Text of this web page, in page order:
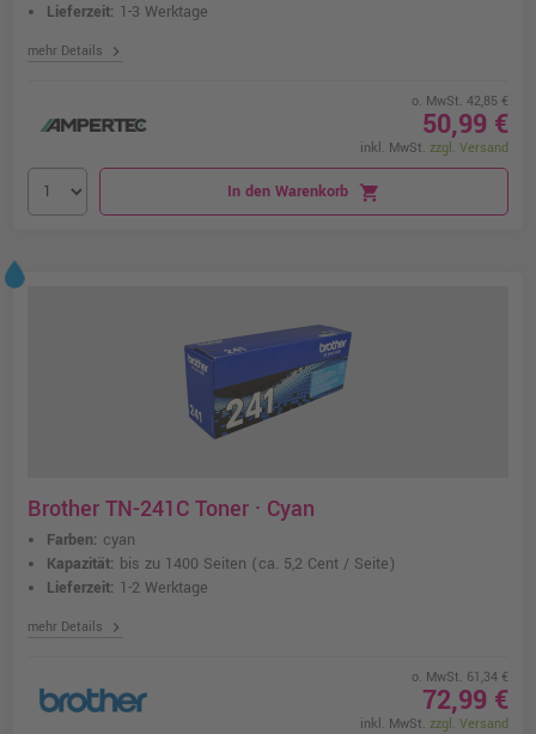
Lieferzeit: 1-3 Werktage
mehr Details chevron_right
o. MwSt. 42,85 €
50,99 €
inkl. MwSt. zzgl. Versand
In den Warenkorb shopping_cart
Brother TN-241C Toner · Cyan
Farben: cyan
Kapazität: bis zu 1400 Seiten (ca. 5,2 Cent / Seite)
Lieferzeit: 1-2 Werktage
mehr Details chevron_right
o. MwSt. 61,34 €
72,99 €
inkl. MwSt. zzgl. Versand